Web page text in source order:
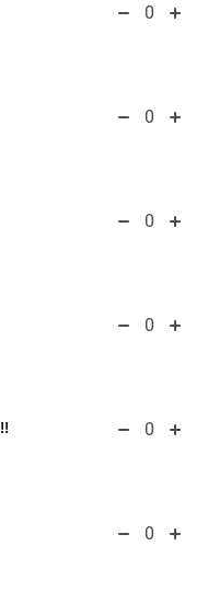
0
0
0
0
0
0